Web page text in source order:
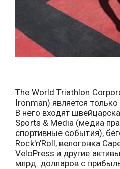
The World Triathlon
Ironman) является
В него входят
Sports & Media (медиа
спортивные события),
Rock'n'Roll, велогонка
VeloPress и другие
млрд. долларов с